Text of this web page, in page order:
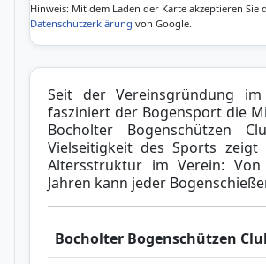
Hinweis: Mit dem Laden der Karte akzeptieren Sie
Datenschutzerklärung von Google.
Seit der Vereinsgründung im
fasziniert der Bogensport die
Bocholter Bogenschützen
Vielseitigkeit des Sports
Altersstruktur im Verein:
Jahren kann jeder
Bocholter Bogenschützen